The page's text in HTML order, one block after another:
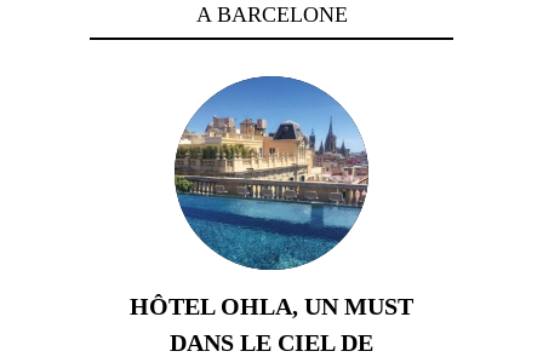
A BARCELONE
HÔTEL OHLA, UN MUST
DANS LE CIEL DE